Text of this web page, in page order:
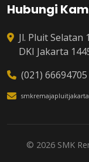
Hubungi
Jl. Pluit Selatan
DKI Jakarta
(021) 66694705
© 2026 SMK